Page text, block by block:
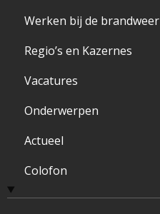
Werken bij de brandweer
Regio’s en Kazernes
Vacatures
Onderwerpen
Actueel
Colofon